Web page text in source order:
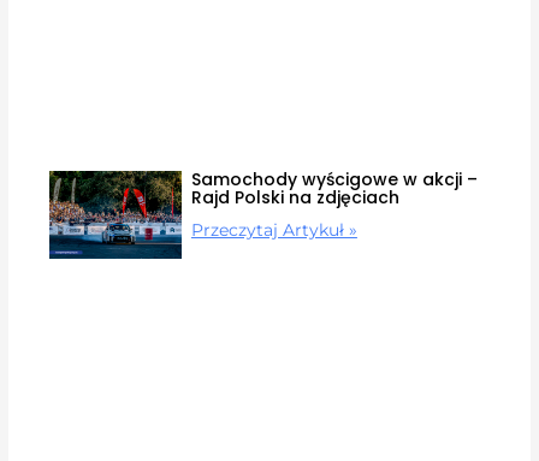
Samochody wyścigowe w akcji –
Rajd Polski na zdjęciach
Przeczytaj Artykuł »